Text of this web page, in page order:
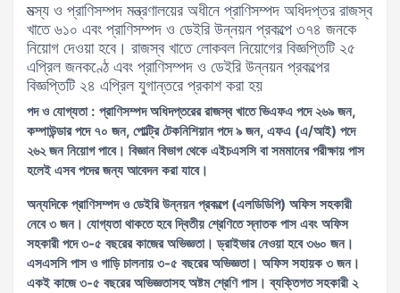
মত্স্য ও প্রাণিসম্পদ মন্ত্রণালয়ের অধীনে প্রাণিসম্পদ অধিদপ্তর রাজস্ব
খাতে ৬১০ এবং প্রাণিসম্পদ ও ডেইরি উন্নয়ন প্রকল্পে ৩৭৪ জনকে
নিয়োগ দেওয়া হবে। রাজস্ব খাতে লোকবল নিয়োগের বিজ্ঞপ্তিটি ২৫
এপ্রিল জনকণ্ঠে এবং প্রাণিসম্পদ ও ডেইরি উন্নয়ন প্রকল্পের
বিজ্ঞপ্তিটি ২৪ এপ্রিল যুগান্তরে প্রকাশ করা হয়
পদ ও যোগ্যতা : প্রাণিসম্পদ অধিদপ্তরের রাজস্ব খাতে ভিএফএ পদে ২৬৯ জন,
কম্পাউন্ডার পদে ৭০ জন, পোল্ট্রি টেকনিশিয়ান পদে ৯ জন, এফএ (এ/আই) পদে
২৬২ জন নিয়োগ পাবে। বিজ্ঞান বিভাগ থেকে এইচএসসি বা সমমানের পরীক্ষায় পাস
হলেই এসব পদের জন্য আবেদন করা যাবে।
অন্যদিকে প্রাণিসম্পদ ও ডেইরি উন্নয়ন প্রকল্পে (এলডিডিপি) অফিস সহকারী
নেবে ৩ জন। যোগ্যতা থাকতে হবে দ্বিতীয় শ্রেণিতে স্নাতক পাস এবং অফিস
সহকারী পদে ৩-৫ বছরের কাজের অভিজ্ঞতা। ড্রাইভার নেওয়া হবে ৩৬০ জন।
এসএসসি পাস ও গাড়ি চালনায় ৩-৫ বছরের অভিজ্ঞতা। অফিস সহায়ক ৩ জন।
একই কাজে ৩-৫ বছরের অভিজ্ঞতাসহ অষ্টম শ্রেণি পাস। ব্যক্তিগত সহকারী ২